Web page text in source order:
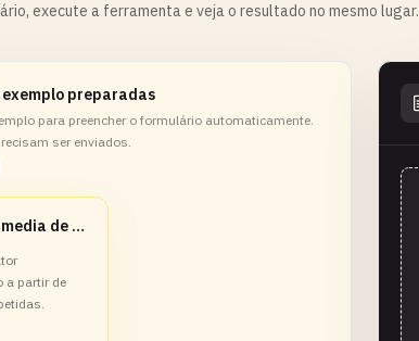
execute a ferramenta e veja o resultado no mesmo lugar.
exemplo preparadas
para preencher o formulário automaticamente.
ser enviados.
Calcular media de fatores de crescimento
a partir de